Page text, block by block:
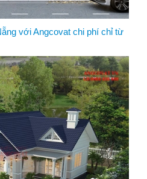
với Angcovat chi phí chỉ từ